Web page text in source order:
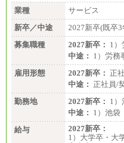
業種
サービス
新卒／中途
2027新卒(既卒
募集職種
2027新卒： 1
中途： 1）労
雇用形態
2027新卒： 正
中途： 正社員/
勤務地
2027新卒： 1
中途： 1）池
給与
2027新卒：
1）大学卒・大